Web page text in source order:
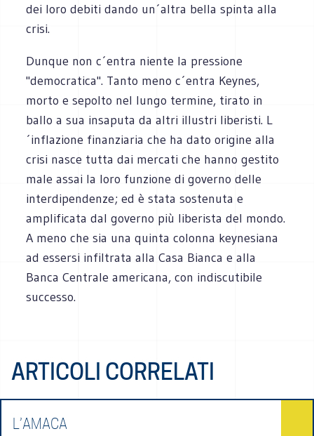
dei loro debiti dando un´altra bella spinta alla
crisi.
Dunque non c´entra niente la pressione
"democratica". Tanto meno c´entra Keynes,
morto e sepolto nel lungo termine, tirato in
ballo a sua insaputa da altri illustri liberisti. L
´inflazione finanziaria che ha dato origine alla
crisi nasce tutta dai mercati che hanno gestito
male assai la loro funzione di governo delle
interdipendenze; ed è stata sostenuta e
amplificata dal governo più liberista del mondo.
A meno che sia una quinta colonna keynesiana
ad essersi infiltrata alla Casa Bianca e alla
Banca Centrale americana, con indiscutibile
successo.
ARTICOLI CORRELATI
L’AMACA